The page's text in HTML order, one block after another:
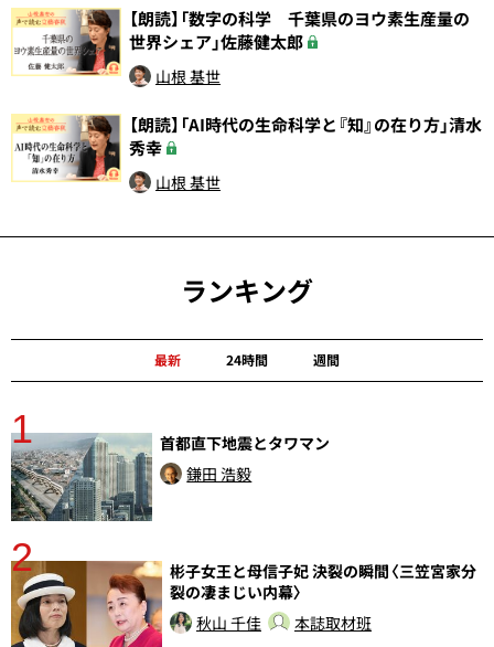
【朗読】「数字の科学 千葉県のヨウ素生産量の
世界シェア」佐藤健太郎
山根 基世
【朗読】「AI時代の生命科学と『知』の在り方」清水
秀幸
山根 基世
ランキング
最新 24時間 週間
1
首都直下地震とタワマン
鎌田 浩毅
2
彬子女王と母信子妃 決裂の瞬間〈三笠宮家分
裂の凄まじい内幕〉
秋山 千佳
本誌取材班